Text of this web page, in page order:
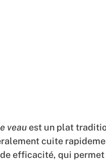
veau est un plat
cuite
efficacité, qui